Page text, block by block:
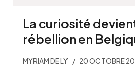
La curiosité
rébellion en
MYRIAM DE LY 20 OCTOBRE